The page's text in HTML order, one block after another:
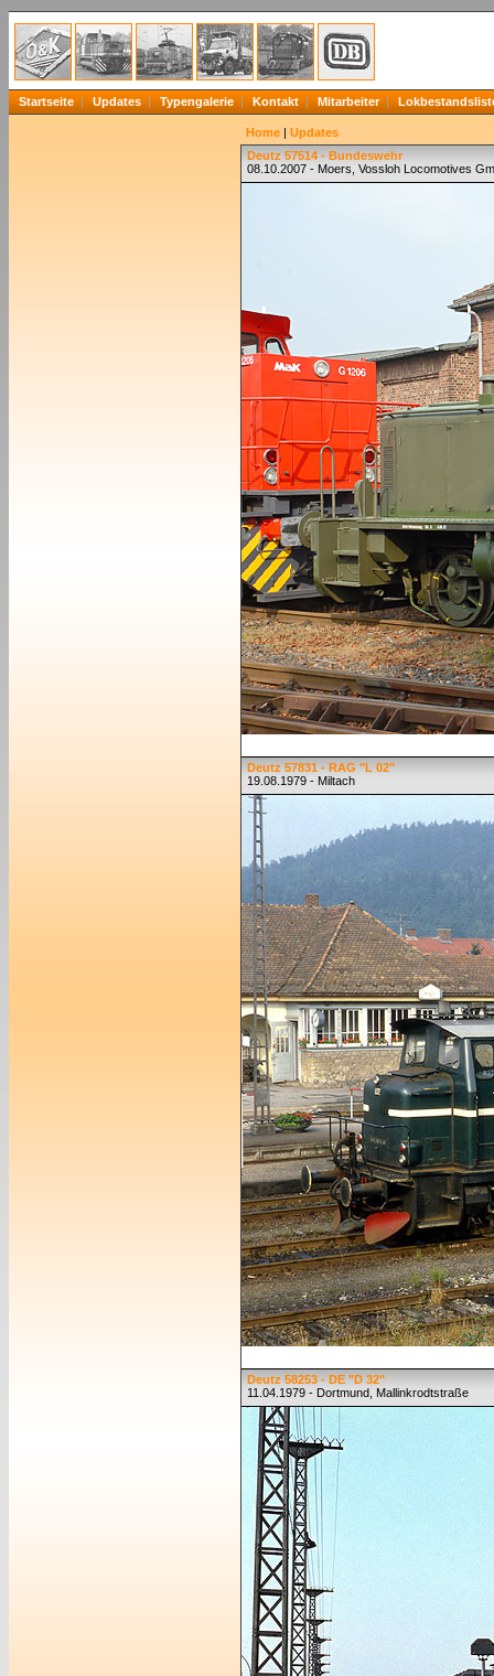
Startseite Updates Typengalerie Kontakt Mitarbeiter
Home | Updates
Deutz 57514 - Bundeswehr
08.10.2007 - Moers, Vossloh Locomotives
Deutz 57831 - RAG "L 02"
19.08.1979 - Miltach
Deutz 58253 - DE "D 32"
11.04.1979 - Dortmund, Mallinkrodtstraße